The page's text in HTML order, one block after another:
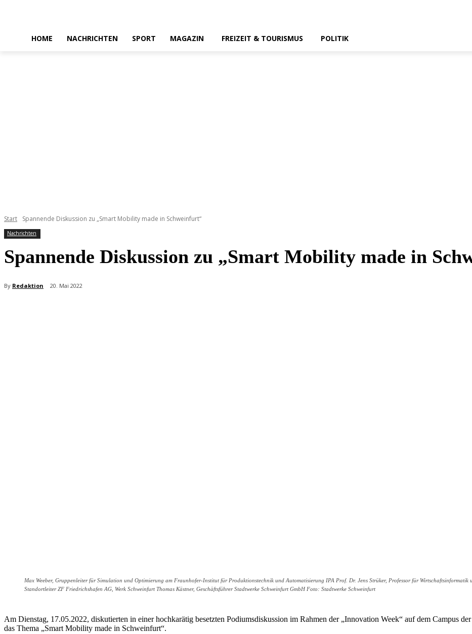
HOME NACHRICHTEN SPORT MAGAZIN FREIZEIT & TOURISMUS POLITIK
Start Spannende Diskussion zu „Smart Mobility made in Schweinfurt“
Nachrichten
Spannende Diskussion zu „Smart Mobility made in
By Redaktion 20. Mai 2022
Max Weeber, Gruppenleiter für Simulation und Optimierung am Fraunhofer-Institut für Produktionstechnik und Automatisierung IPA Prof. Dr. Jens Strüker, Professor für
Standortleiter ZF Friedrichshafen AG, Werk Schweinfurt Thomas Kästner, Geschäftsführer Stadtwerke Schweinfurt GmbH Foto: Stadtwerke Schweinfurt
Am Dienstag, 17.05.2022, diskutierten in einer hochkarätig besetzten Podiumsdiskussion im Rahmen der „Innovation Week“ auf dem Campus
das Thema „Smart Mobility made in Schweinfurt“.